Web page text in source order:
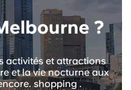
?
activités et attractions
et la vie nocturne aux
shopping .